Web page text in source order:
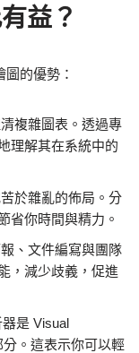
益？
的優勢：
複雜圖表。透過專
理解其在系統中的
於雜亂的佈局。分
省你時間與精力。
、文件編寫與團隊
，減少歧義，促進
是 Visual
。這表示你可以輕